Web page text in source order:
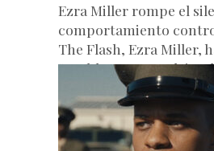
Ezra Miller rompe el
comportamiento
The Flash, Ezra Miller,
“problemas complejos